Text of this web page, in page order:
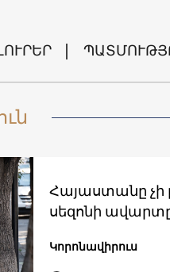
Հայաստանը չի
սեզոնի
Կորոնավիրուս